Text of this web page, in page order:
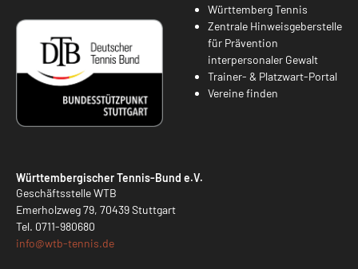
Württemberg Tennis
Zentrale Hinweisgeberstelle
für Prävention
interpersonaler Gewalt
Trainer- & Platzwart-Portal
Vereine finden
Württembergischer Tennis-Bund e.V.
Geschäftsstelle WTB
Emerholzweg 79, 70439 Stuttgart
Tel. 0711-980680
info@wtb-tennis.de